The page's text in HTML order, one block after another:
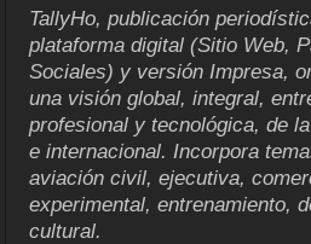
TallyHo, publicación
plataforma digital (Sitio Web,
Sociales) y versión Impresa,
una visión global, integral,
profesional y tecnológica, de
e internacional. Incorpora
aviación civil, ejecutiva,
experimental, entrenamiento,
cultural.